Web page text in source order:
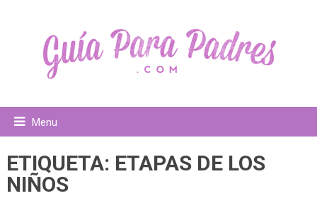
Menu
ETIQUETA: ETAPAS DE LOS
NIÑOS